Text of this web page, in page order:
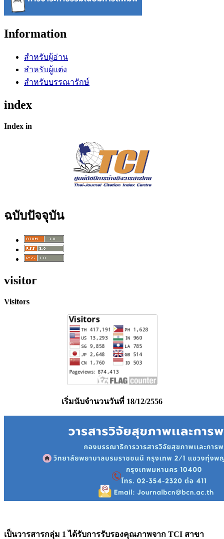
Information
สำหรับผู้อ่าน
สำหรับผู้แต่ง
สำหรับบรรณารักษ์
index
Index in
ฉบับปัจจุบัน
visitor
Visitors
เริ่มนับจำนวนวันที่ 18/12/2556
เป็นวารสารกลุ่ม 1 ได้รับการรับรองคุณภาพจาก TCI สาขา